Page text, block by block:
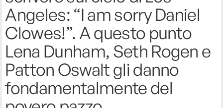
Angeles: “I am sorry Daniel
Clowes!”. A questo punto
Lena Dunham, Seth Rogen e
Patton Oswalt gli danno
fondamentalmente del